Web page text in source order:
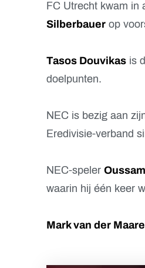
FC Utrecht kwam in
Silberbauerop
Tasos Douvikasis
doelpunten.
NEC is bezig aan
Eredivisie-verband
NEC-speler
waarin hij één keer
Mark van der